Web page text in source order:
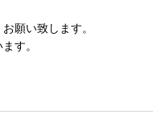
願い致します。
す。